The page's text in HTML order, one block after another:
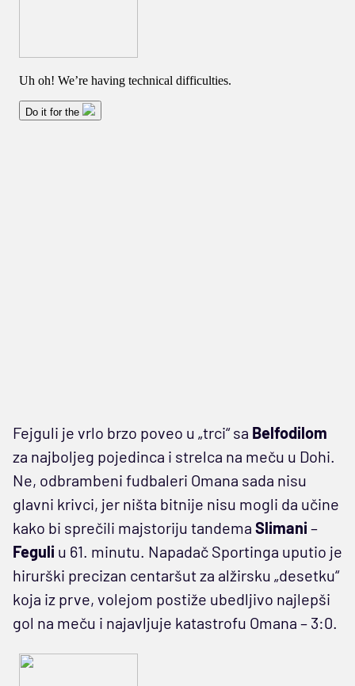
Fejguli je vrlo brzo poveo u „trci“ sa Belfodilom
za najboljeg pojedinca i strelca na meču u Dohi.
Ne, odbrambeni fudbaleri Omana sada nisu
glavni krivci, jer ništa bitnije nisu mogli da učine
kako bi sprečili majstoriju tandema Slimani –
Feguli u 61. minutu. Napadač Sportinga uputio je
hirurški precizan centaršut za alžirsku „desetku“
koja iz prve, volejom postiže ubedljivo najlepši
gol na meču i najavljuje katastrofu Omana – 3:0.